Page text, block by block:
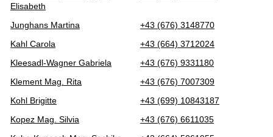
Elisabeth
Junghans Martina
+43 (676) 3148770
Kahl Carola
+43 (664) 3712024
Kleesadl-Wagner Gabriela
+43 (676) 9331180
Klement Mag. Rita
+43 (676) 7007309
Kohl Brigitte
+43 (699) 10843187
Kopez Mag. Silvia
+43 (676) 6611035